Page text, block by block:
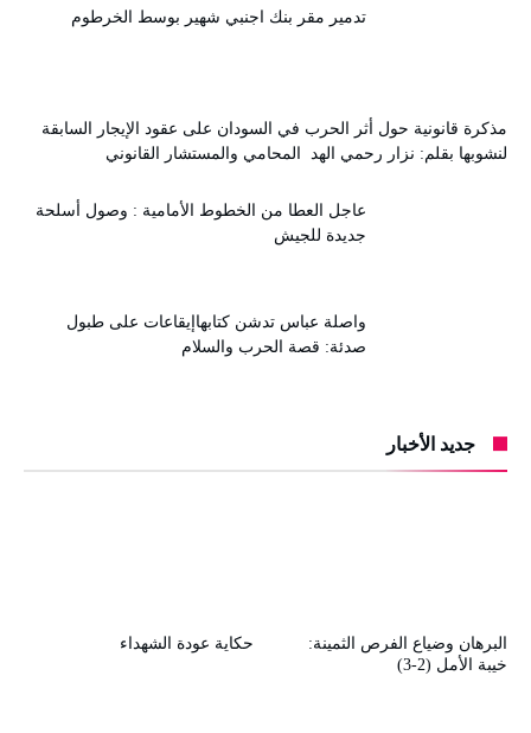
تدمير مقر بنك اجنبي شهير بوسط الخرطوم
مذكرة قانونية حول أثر الحرب في السودان على عقود الإيجار السابقة
لنشوبها بقلم: نزار رحمي الهد المحامي والمستشار القانوني
عاجل العطا من الخطوط الأمامية : وصول أسلحة
جديدة للجيش
واصلة عباس تدشن كتابهاإيقاعات على طبول
صدئة: قصة الحرب والسلام
جديد الأخبار
حكاية عودة الشهداء
البرهان وضياع الفرص الثمينة:
خيبة الأمل (2-3)